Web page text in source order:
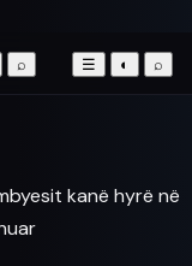
⌕ ☰ ◐ ⌕
kanë hyrë në